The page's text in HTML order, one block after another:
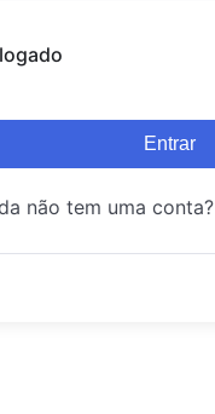
Entrar
não tem uma conta?